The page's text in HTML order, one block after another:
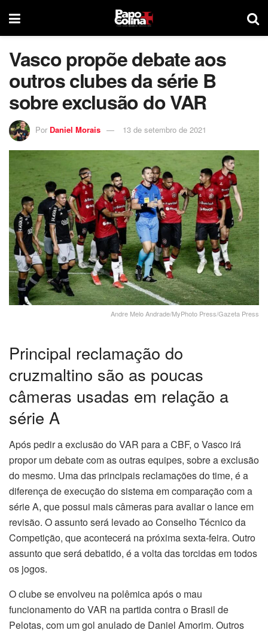
Vasco propõe debate aos
outros clubes da série B
sobre exclusão do VAR
Por Daniel Morais 13 de setembro de 2021
Andre Melo Andrade/MyPhoto Press/Gazeta Press
Principal reclamação do
cruzmaltino são as poucas
câmeras usadas em relação a
série A
Após pedir a exclusão do VAR para a CBF, o Vasco irá
propor um debate com as outras equipes, sobre a exclusão
do mesmo. Uma das principais reclamações do time, é a
diferença de execução do sistema em comparação com a
série A, que possui mais câmeras para avaliar o lance em
revisão. O assunto será levado ao Conselho Técnico da
Competição, que acontecerá na próxima sexta-feira. Outro
assunto que será debatido, é a volta das torcidas em todos
os jogos.
O clube se envolveu na polêmica após o mau
funcionamento do VAR na partida contra o Brasil de
Pelotas, com um gol anulado de Daniel Amorim. Outros